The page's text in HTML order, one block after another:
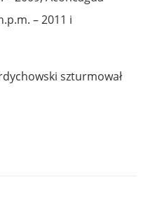
– 2011 i
szturmował